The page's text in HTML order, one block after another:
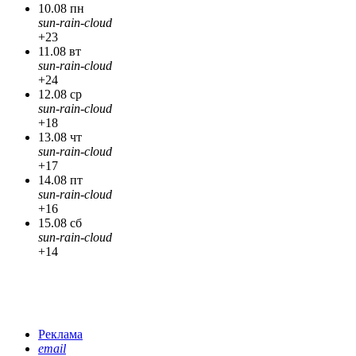
10.08 пн
sun-rain-cloud
+23
11.08 вт
sun-rain-cloud
+24
12.08 ср
sun-rain-cloud
+18
13.08 чт
sun-rain-cloud
+17
14.08 пт
sun-rain-cloud
+16
15.08 сб
sun-rain-cloud
+14
Реклама
email